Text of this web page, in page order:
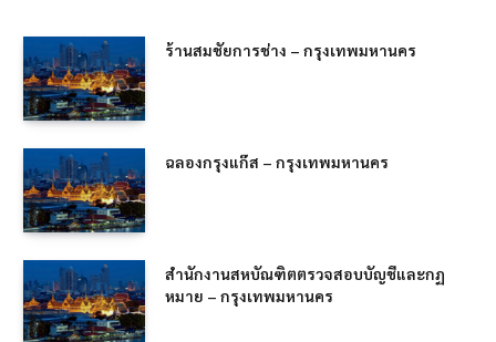
ร้านสมชัยการช่าง – กรุงเทพมหานคร
ฉลองกรุงแก๊ส – กรุงเทพมหานคร
สำนักงานสหบัณฑิตตรวจสอบบัญชีและกฏ
หมาย – กรุงเทพมหานคร